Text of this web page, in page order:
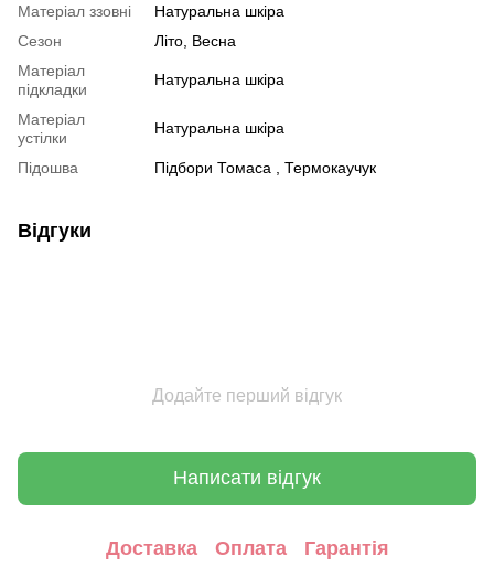
Матеріал ззовні
Натуральна шкіра
Сезон
Літо, Весна
Матеріал
підкладки
Натуральна шкіра
Матеріал
устілки
Натуральна шкіра
Підошва Підбори Томаса , Термокаучук
Відгуки
Додайте перший відгук
Написати відгук
Доставка Оплата Гарантія